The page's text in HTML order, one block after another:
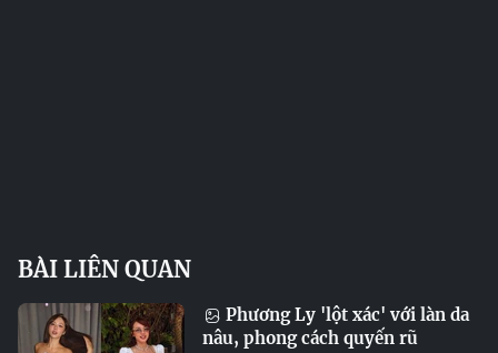
BÀI LIÊN QUAN
Phương Ly 'lột xác' với làn da
nâu, phong cách quyến rũ